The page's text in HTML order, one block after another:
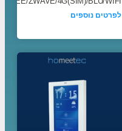
לפרטים נוספים